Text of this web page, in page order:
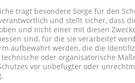
trägt besondere Sorge für den
und stellt sicher, dass
und nicht einer mit diesen
sind, für die sie verarbeitet
aufbewahrt werden, die die
oder organisatorische
vor unbefugter oder